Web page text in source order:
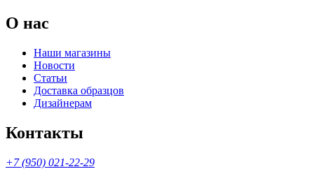
О нас
Наши магазины
Новости
Статьи
Доставка образцов
Дизайнерам
Контакты
+7 (950) 021-22-29